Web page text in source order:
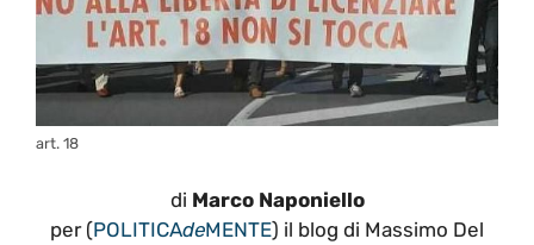
art. 18
di Marco Naponiello
per (POLITICAdeMENTE) il blog di Massimo Del